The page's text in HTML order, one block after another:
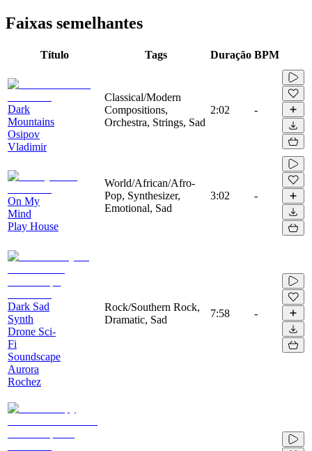
Faixas semelhantes
Título Tags Duração BPM
Dark
Mountains
Osipov
Vladimir
Classical/Modern
Compositions,
Orchestra, Strings, Sad
2:02 -
On My
Mind
Play House
World/African/Afro-
Pop, Synthesizer,
Emotional, Sad
3:02 -
Dark Sad
Synth
Drone Sci-
Fi
Soundscape
Aurora
Rochez
Rock/Southern Rock,
Dramatic, Sad
7:58 -